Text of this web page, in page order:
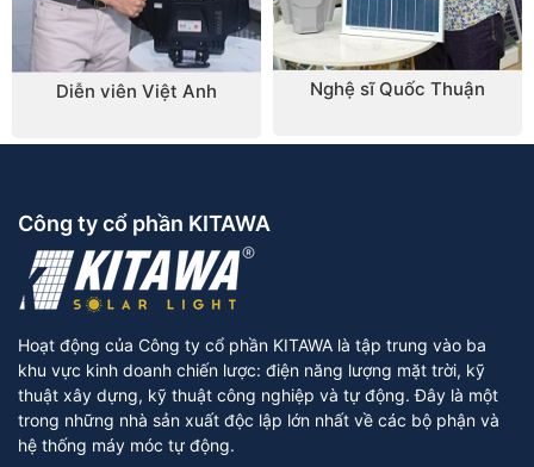
Diễn viên Việt Anh Nghệ sĩ Quốc Thuận
Công ty cổ phần KITAWA
Hoạt động của Công ty cổ phần KITAWA là tập trung vào ba
khu vực kinh doanh chiến lược: điện năng lượng mặt trời, kỹ
thuật xây dựng, kỹ thuật công nghiệp và tự động. Đây là một
trong những nhà sản xuất độc lập lớn nhất về các bộ phận và
hệ thống máy móc tự động.